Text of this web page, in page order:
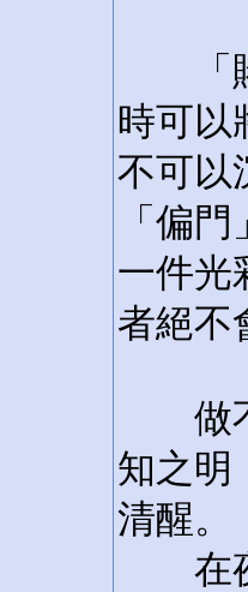
「賭
時可以
不可以
「偏
一件光
者絕不
做不
知之明
清醒。
在夜